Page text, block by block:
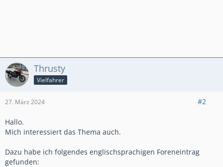
Thrusty
Vielfahrer
27. März 2024 #2
Hallo.
Mich interessiert das Thema auch.
Dazu habe ich folgendes englischsprachigen Foreneintrag
gefunden: